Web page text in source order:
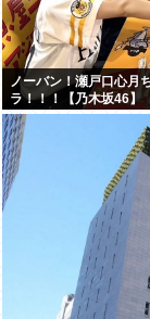
ノーバン！瀬戸口心月
ラ！！！【乃木坂46】